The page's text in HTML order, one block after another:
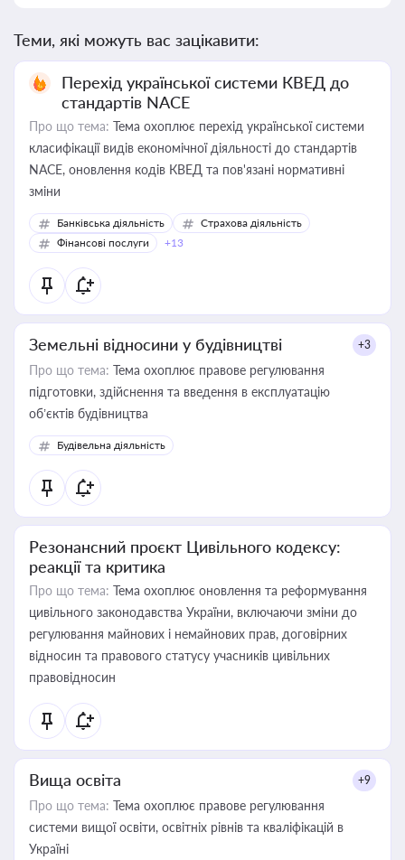
Теми, які можуть вас зацікавити:
Перехід української системи КВЕД до
стандартів NACE
Про що тема: Тема охоплює перехід української системи
класифікації видів економічної діяльності до стандартів
NACE, оновлення кодів КВЕД та пов'язані нормативні
зміни
Банківська діяльність
Страхова діяльність
Фінансові послуги
+13
Земельні відносини у будівництві +3
Про що тема: Тема охоплює правове регулювання
підготовки, здійснення та введення в експлуатацію
об’єктів будівництва
Будівельна діяльність
Резонансний проєкт Цивільного кодексу:
реакції та критика
Про що тема: Тема охоплює оновлення та реформування
цивільного законодавства України, включаючи зміни до
регулювання майнових і немайнових прав, договірних
відносин та правового статусу учасників цивільних
правовідносин
Вища освіта +9
Про що тема: Тема охоплює правове регулювання
системи вищої освіти, освітніх рівнів та кваліфікацій в
Україні